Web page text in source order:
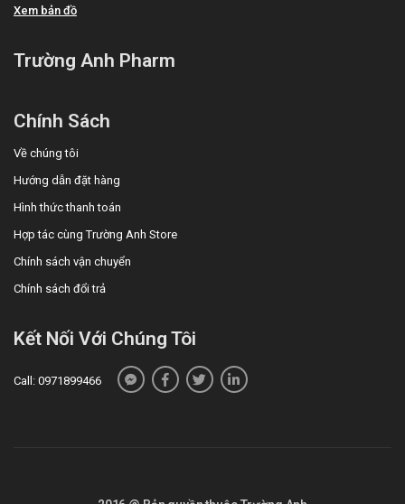
Xem bản đồ
Trường Anh Pharm
Chính Sách
Về chúng tôi
Hướng dẫn đặt hàng
Hình thức thanh toán
Hợp tác cùng Trường Anh Store
Chính sách vận chuyển
Chính sách đổi trả
Kết Nối Với Chúng Tôi
Call: 0971899466